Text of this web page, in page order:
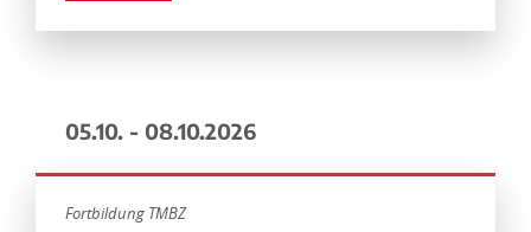
05.10. - 08.10.2026
Fortbildung TMBZ